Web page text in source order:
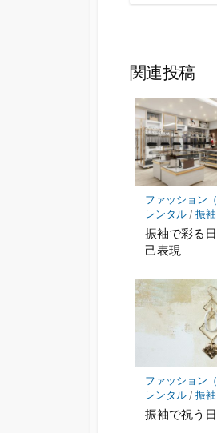
関連投稿
ファッション
レンタル/振袖
振袖で彩る
己表現
ファッション
レンタル/振袖
振袖で祝う